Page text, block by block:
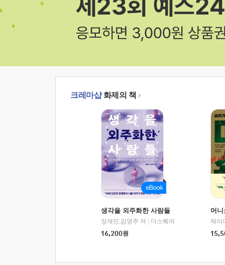
크레마샵화제의 책
생각을 외주화한 사람들
정재민,김영주 저
더스퀘어
16,200원
머